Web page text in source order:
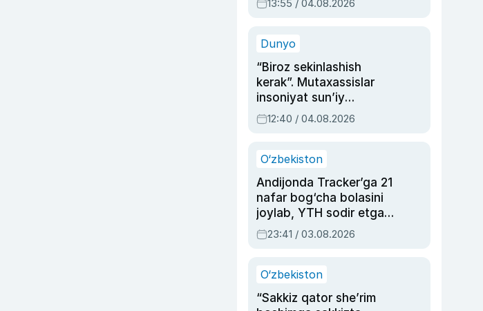
Ahmedovaning
13:55 / 04.08.2026
Dunyo
“Biroz sekinlashish
kerak”. Mutaxassislar
insoniyat sun’iy
intellektni boshqara
olmay qolishidan xavotir
12:40 / 04.08.2026
O‘zbekiston
Andijonda Tracker’ga 21
nafar bog‘cha bolasini
joylab, YTH sodir etgan
ayolga sud hukmi o‘qildi
23:41 / 03.08.2026
O‘zbekiston
“Sakkiz qator she’rim